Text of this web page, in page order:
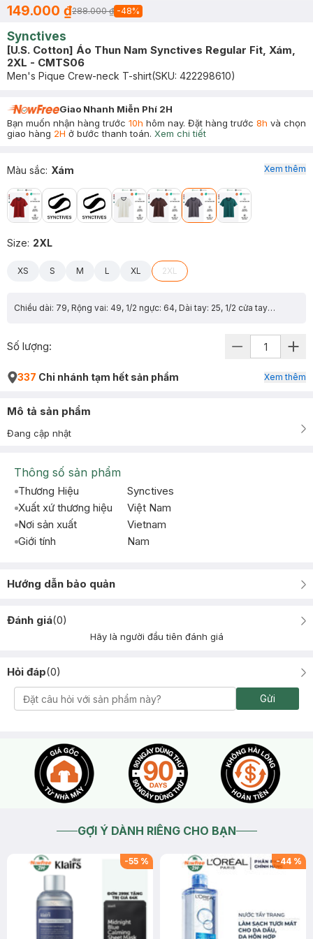
149.000 ₫288.000 ₫ -48%
Synctives
[U.S. Cotton] Áo Thun Nam Synctives Regular Fit, Xám,
2XL - CMTS06
Men's Pique Crew-neck T-shirt(SKU: 422298610)
Giao Nhanh Miễn Phí 2H
Bạn muốn nhận hàng trước 10h hôm nay. Đặt hàng trước 8h và chọn
giao hàng 2H ở bước thanh toán. Xem chi tiết
Màu sắc: Xám
Size: 2XL
XS S M L XL 2XL
Chiều dài: 79, Rộng vai: 49, 1/2 ngực: 64, Dài tay: 25, 1/2 cửa tay: 19.4
Xem thêm
Số lượng:
337 Chi nhánh tạm hết sản phẩm Xem thêm
Mô tả sản phẩm
Đang cập nhật
Thông số sản phẩm
Thương Hiệu
Synctives
Xuất xứ thương hiệu
Việt Nam
Nơi sản xuất
Vietnam
Giới tính
Nam
Hướng dẫn bảo quản
Đánh giá(0)
Hãy là người đầu tiên đánh giá
Hỏi đáp(0)
Gửi
GỢI Ý DÀNH RIÊNG CHO BẠN
-55 % -44 %